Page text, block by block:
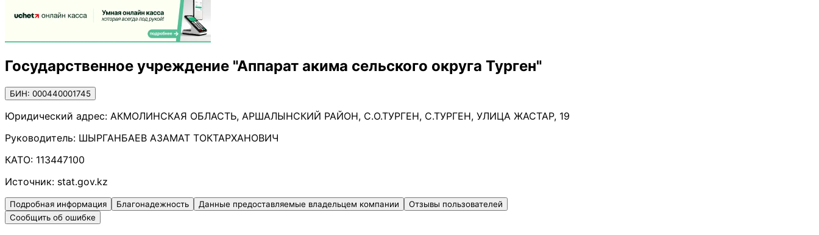
Государственное учреждение "Аппарат акима сельского округа Турген"
БИН: 000440001745
Юридический адрес: АКМОЛИНСКАЯ ОБЛАСТЬ, АРШАЛЫНСКИЙ РАЙОН, С.О.ТУРГЕН, С.ТУРГЕН, УЛИЦА ЖАСТАР, 19
Руководитель: ШЫРГАНБАЕВ АЗАМАТ ТОКТАРХАНОВИЧ
КАТО: 113447100
Источник: stat.gov.kz
Подробная информация Благонадежность Данные предоставляемые владельцем компании
Отзывы пользователей
Сообщить об ошибке